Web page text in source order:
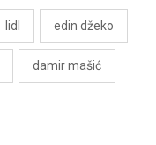
lidl edin džeko
damir mašić